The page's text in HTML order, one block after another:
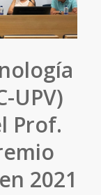
UPV)
Prof.
2021